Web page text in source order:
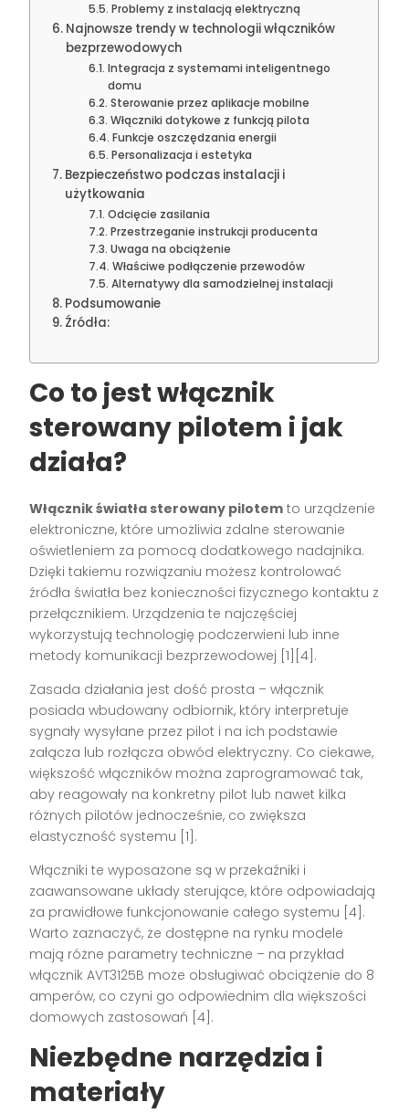
Problemy z instalacją elektryczną
Najnowsze trendy w technologii włączników
bezprzewodowych
Integracja z systemami inteligentnego
domu
Sterowanie przez aplikacje mobilne
Włączniki dotykowe z funkcją pilota
Funkcje oszczędzania energii
Personalizacja i estetyka
Bezpieczeństwo podczas instalacji i
użytkowania
Odcięcie zasilania
Przestrzeganie instrukcji producenta
Uwaga na obciążenie
Właściwe podłączenie przewodów
Alternatywy dla samodzielnej instalacji
Podsumowanie
Źródła:
Co to jest włącznik
sterowany pilotem i jak
działa?
Włącznik światła sterowany pilotem to urządzenie
elektroniczne, które umożliwia zdalne sterowanie
oświetleniem za pomocą dodatkowego nadajnika.
Dzięki takiemu rozwiązaniu możesz kontrolować
źródła światła bez konieczności fizycznego kontaktu z
przełącznikiem. Urządzenia te najczęściej
wykorzystują technologię podczerwieni lub inne
metody komunikacji bezprzewodowej [1][4].
Zasada działania jest dość prosta – włącznik
posiada wbudowany odbiornik, który interpretuje
sygnały wysyłane przez pilot i na ich podstawie
załącza lub rozłącza obwód elektryczny. Co ciekawe,
większość włączników można zaprogramować tak,
aby reagowały na konkretny pilot lub nawet kilka
różnych pilotów jednocześnie, co zwiększa
elastyczność systemu [1].
Włączniki te wyposażone są w przekaźniki i
zaawansowane układy sterujące, które odpowiadają
za prawidłowe funkcjonowanie całego systemu [4].
Warto zaznaczyć, że dostępne na rynku modele
mają różne parametry techniczne – na przykład
włącznik AVT3125B może obsługiwać obciążenie do 8
amperów, co czyni go odpowiednim dla większości
domowych zastosowań [4].
Niezbędne narzędzia i
materiały